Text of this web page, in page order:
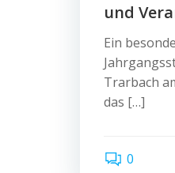
und
Ein
Trarbach
das […]
0